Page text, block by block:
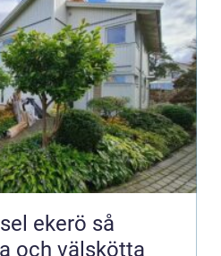
ekerö så
och välskötta